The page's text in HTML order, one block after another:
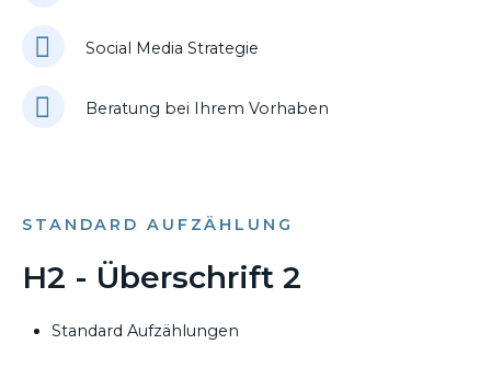
Social Media Strategie
Beratung bei Ihrem Vorhaben
STANDARD AUFZÄHLUNG
H2 - Überschrift 2
Standard Aufzählungen